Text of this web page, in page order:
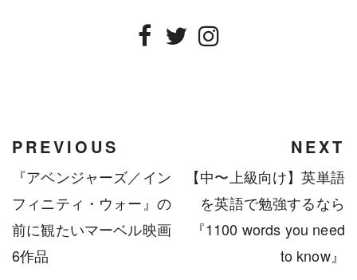
PREVIOUS
『アベンジャーズ／イン
フィニティ・ウォー』の
前に観たいマーベル映画
6作品
NEXT
【中〜上級向け】英単語
を英語で勉強するなら
『1100 words you need
to know』